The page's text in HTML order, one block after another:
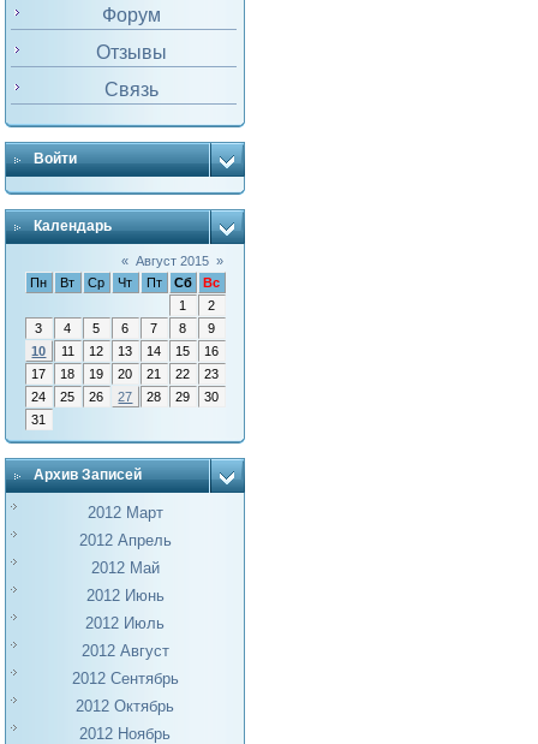
Форум
Отзывы
Связь
Войти
Календарь
« Август 2015 »
Пн
Вт Ср Чт Пт Сб
Вс
1
2
3
4 5 6 7 8
9
10
11 12 13 14 15
16
17
18 19 20 21 22
23
24
25 26 27 28 29
30
31
Архив Записей
2012 Март
2012 Апрель
2012 Май
2012 Июнь
2012 Июль
2012 Август
2012 Сентябрь
2012 Октябрь
2012 Ноябрь